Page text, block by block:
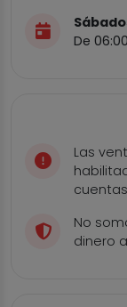
De
Las
No
dinero